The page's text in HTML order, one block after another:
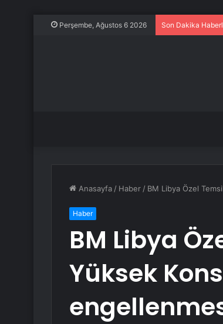
Perşembe, Ağustos 6 2026 Son Dakika
Anasayfa / Haber / BM Libya Özel
Haber
BM Libya
Yüksek